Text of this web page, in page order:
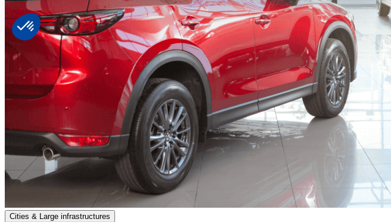
Cities & Large infrastructures